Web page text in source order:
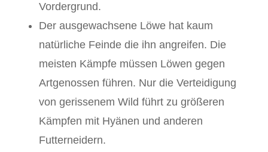
Vordergrund.
Der ausgewachsene Löwe hat kaum
natürliche Feinde die ihn angreifen. Die
meisten Kämpfe müssen Löwen gegen
Artgenossen führen. Nur die Verteidigung
von gerissenem Wild führt zu größeren
Kämpfen mit Hyänen und anderen
Futterneidern.